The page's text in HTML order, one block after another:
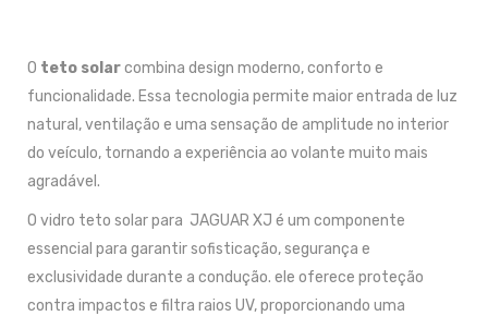
O teto solarcombina design moderno, conforto e
funcionalidade. Essa tecnologia permite maior entrada de luz
natural, ventilação e uma sensação de amplitude no interior
do veículo, tornando a experiência ao volante muito mais
agradável.
O vidro teto solar para JAGUAR XJ é um componente
essencial para garantir sofisticação, segurança e
exclusividade durante a condução. ele oferece proteção
contra impactos e filtra raios UV, proporcionando uma